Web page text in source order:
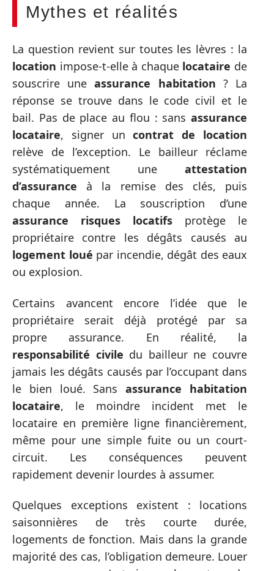
Mythes et réalités
La question revient sur toutes les lèvres : la
location impose-t-elle à chaque locataire de
souscrire uneassurance habitation ? La
réponse se trouve dans le code civil et le
bail. Pas de place au flou : sans assurance
locataire, signer uncontrat de location
relève de l’exception. Le bailleur réclame
systématiquement une attestation
d’assurance à la remise des clés, puis
chaque année. La souscription d’une
assurance risques locatifs protège le
propriétaire contre les dégâts causés au
logement loué par incendie, dégât des eaux
ou explosion.
Certains avancent encore l’idée que le
propriétaire serait déjà protégé par sa
propre assurance. En réalité, la
responsabilité civile du bailleur ne couvre
jamais les dégâts causés par l’occupant dans
le bien loué. Sansassurance habitation
locataire, le moindre incident met le
locataire en première ligne financièrement,
même pour une simple fuite ou un court-
circuit. Les conséquences peuvent
rapidement devenir lourdes à assumer.
Quelques exceptions existent : locations
saisonnières de très courte durée,
logements de fonction. Mais dans la grande
majorité des cas, l’obligation demeure. Louer